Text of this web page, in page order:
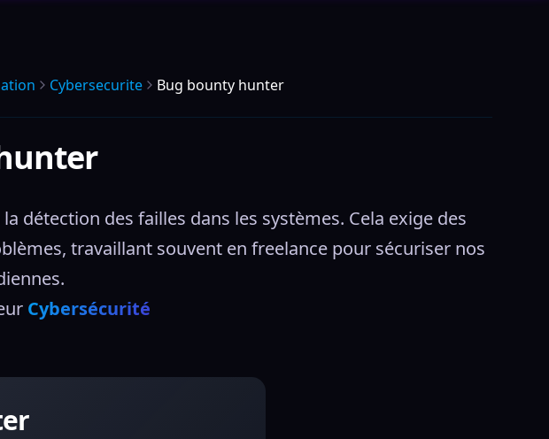
Cybersecurite Bug bounty hunter
détection des failles dans les systèmes. Cela exige des
travaillant souvent en freelance pour sécuriser nos
Cybersécurité